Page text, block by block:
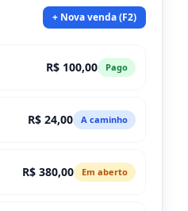
+ Nova venda (F2)
R$ 100,00 Pago
R$ 24,00 A caminho
R$ 380,00 Em aberto